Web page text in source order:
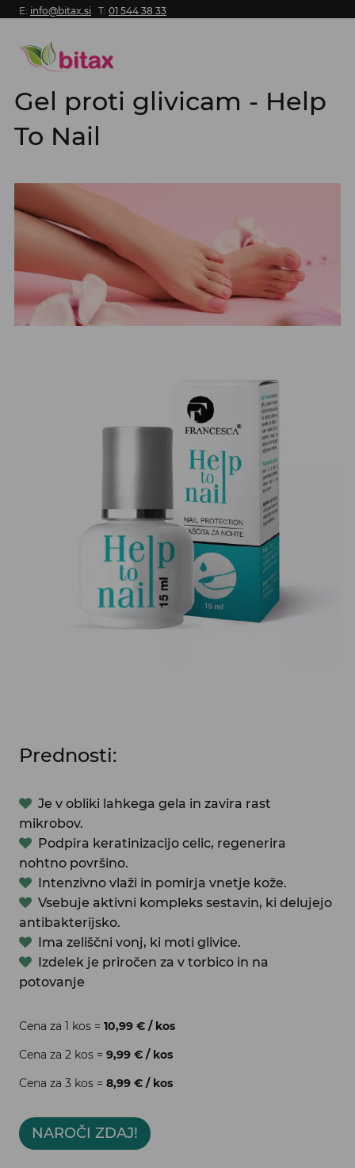
E: info@bitax.si T: 01 544 38 33
Gel proti glivicam - Help
To Nail
Prednosti:
Je v obliki lahkega gela in zavira rast
mikrobov.
Podpira keratinizacijo celic, regenerira
nohtno površino.
Intenzivno vlaži in pomirja vnetje kože.
Vsebuje aktivni kompleks sestavin, ki delujejo
antibakterijsko.
Ima zeliščni vonj, ki moti glivice.
Izdelek je priročen za v torbico in na
potovanje
Cena za 1 kos = 10,99 € / kos
Cena za 2 kos = 9,99 € / kos
Cena za 3 kos = 8,99 € / kos
NAROČI ZDAJ!